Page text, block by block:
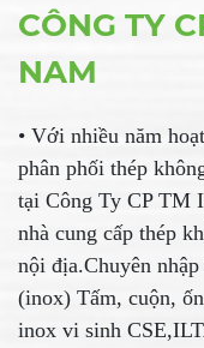
CÔNG TY
NAM
• Với nhiều năm
phân phối thép
tại Công Ty CP TM
nhà cung cấp thép
nội địa.Chuyên
(inox) Tấm, cuộn,
inox vi sinh